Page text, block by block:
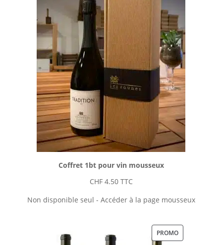
Coffret 1bt pour vin mousseux
CHF4.50 TTC
Non disponible seul - Accéder à la page mousseux
PROMOPRODUIT